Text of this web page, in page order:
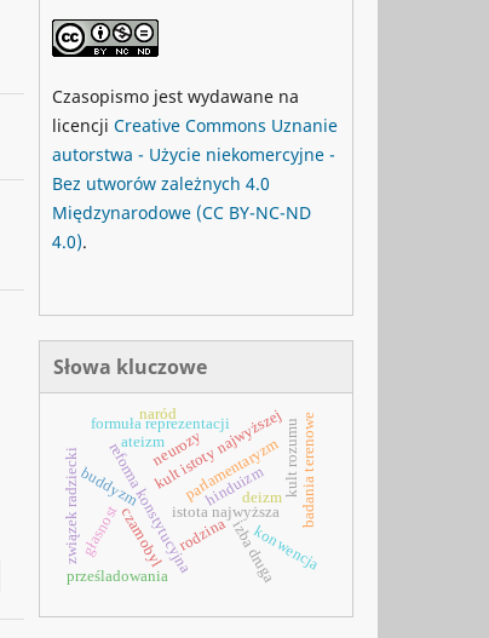
Czasopismo jest wydawane na
licencji Creative Commons Uznanie
autorstwa - Użycie niekomercyjne -
Bez utworów zależnych 4.0
Międzynarodowe (CC BY-NC-ND
4.0).
Słowa kluczowe
rodzina
reforma konstytucyjnaistota najwyższa
kult istoty najwyższejkult rozumu
formuła reprezentacji
izba druga
parlamentaryzm
prześladowania
hinduizm
buddyzm
czarnobyl konwencja
deizm
głasnost
neurozy
ateizm
naród
związek radziecki badania terenowe